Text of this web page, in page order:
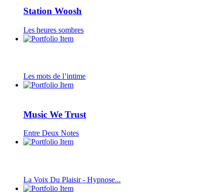
Station Woosh
Les heures sombres
Les mots de l’intime
Music We Trust
Entre Deux Notes
La Voix Du Plaisir - Hypnose...